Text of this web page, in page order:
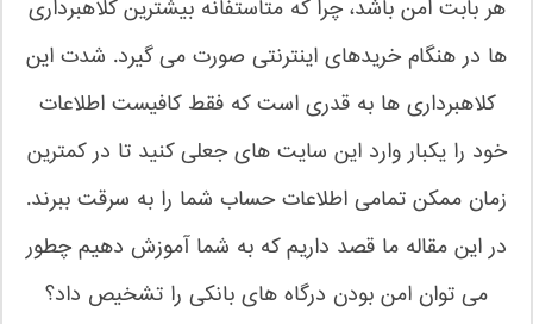
هر بابت امن باشد، چرا که متاستفانه بیشترین کلاهبرداری
ها در هنگام خریدهای اینترنتی صورت می گیرد. شدت این
کلاهبرداری ها به قدری است که فقط کافیست اطلاعات
خود را یکبار وارد این سایت های جعلی کنید تا در کمترین
زمان ممکن تمامی اطلاعات حساب شما را به سرقت ببرند.
در این مقاله ما قصد داریم که به شما آموزش دهیم چطور
می توان امن بودن درگاه های بانکی را تشخیص داد؟